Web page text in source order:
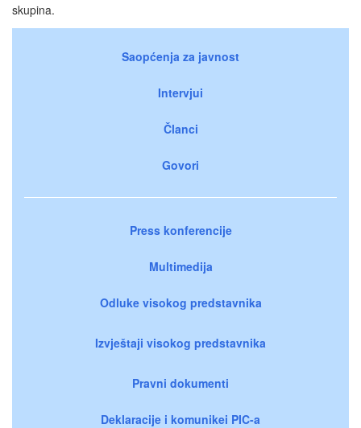
skupina.
Saopćenja za javnost
Intervjui
Članci
Govori
Press konferencije
Multimedija
Odluke visokog predstavnika
Izvještaji visokog predstavnika
Pravni dokumenti
Deklaracije i komunikei PIC-a